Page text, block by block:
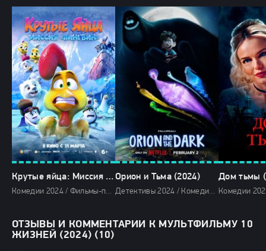
Крутые яйца: Миссия «Пингвин» (2024)
Комедии 2024 / Фильмы-приключения 2024 / Зарубежные фильмы 2024 / Мультфильмы 2024 / Новинки кино 2024 / Последние фильмы 2024 / Фильмы весны 2024 / Фильмы 2024 / Смотреть фильмы онлайн
Орион и Тьма (2024)
Детективы 2024 / Комедии 2024 / Фильмы-приключения 2024 / Фэнтези фильмы 2024 / Мультфильмы 2024 / Фильмы 2024 / Смотреть фильмы онлайн
Дом тьмы
ОТЗЫВЫ И КОММЕНТАРИИ К МУЛЬТФИЛЬМУ 10
ЖИЗНЕЙ (2024) (10)